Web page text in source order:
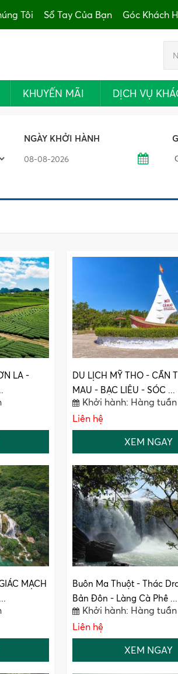
Tôi Sổ Tay Của Bạn Góc Khách
KHUYẾN MÃI DỊCH VỤ
NGÀY KHỞI HÀNH
LA -
DU LỊCH MỸ THO - CẦN
MAU - BẠC LIÊU - SÓC ...
Khởi hành: Hàng tuần
Liên hệ
XEM NGAY
MẠCH
Buôn Ma Thuột - Thác
Bản Đôn - Làng Cà Phê ...
Khởi hành: Hàng tuần
Liên hệ
XEM NGAY